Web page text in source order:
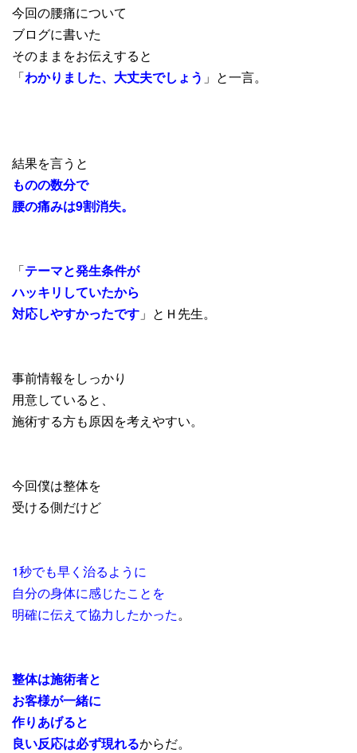
今回の腰痛について
ブログに書いた
そのままをお伝えすると
「わかりました、大丈夫でしょう 」と一言。
結果を言うと
ものの数分で
腰の痛みは9割消失。
「テーマと発生条件が
ハッキリしていたから
対応しやすかったです 」とＨ先生。
事前情報をしっかり
用意していると、
施術する方も原因を考えやすい。
今回僕は整体を
受ける側だけど
1秒でも早く治るように
自分の身体に感じたことを
明確に伝えて協力したかった。
整体は施術者と
お客様が一緒に
作りあげると
良い反応は必ず現れるからだ。